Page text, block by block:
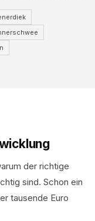
der richtige
sind. Schon ein
tausende Euro